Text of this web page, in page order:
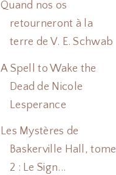
Quand nos os
retourneront à la
terre de V. E. Schwab
A Spell to Wake the
Dead de Nicole
Lesperance
Les Mystères de
Baskerville Hall, tome
2 : Le Sign...